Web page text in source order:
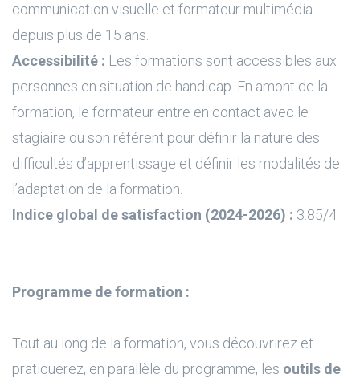
communication visuelle et formateur multimédia
depuis plus de 15 ans.
Accessibilité : Les formations sont accessibles aux
personnes en situation de handicap. En amont de la
formation, le formateur entre en contact avec le
stagiaire ou son référent pour définir la nature des
difficultés d’apprentissage et définir les modalités de
l’adaptation de la formation.
Indice global de satisfaction (2024-2026) : 3.85/4
Programme de formation :
Tout au long de la formation, vous découvrirez et
pratiquerez, en parallèle du programme, les outils de